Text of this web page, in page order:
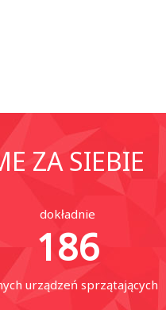
ZA SIEBIE
dokładnie
186
urządzeń sprzątających